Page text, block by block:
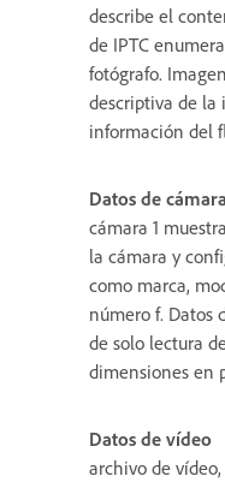
describe el
de IPTC
fotógrafo.
descriptiva de la
información del
Datos de cámara
cámara 1
la cámara y
como marca,
número f. Datos
de solo lectura
dimensiones en
Datos de vídeo
archivo de